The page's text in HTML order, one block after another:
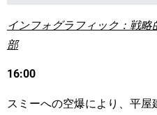
インフォグラフィック：戦
部
16:00
スミーへの空爆により、平